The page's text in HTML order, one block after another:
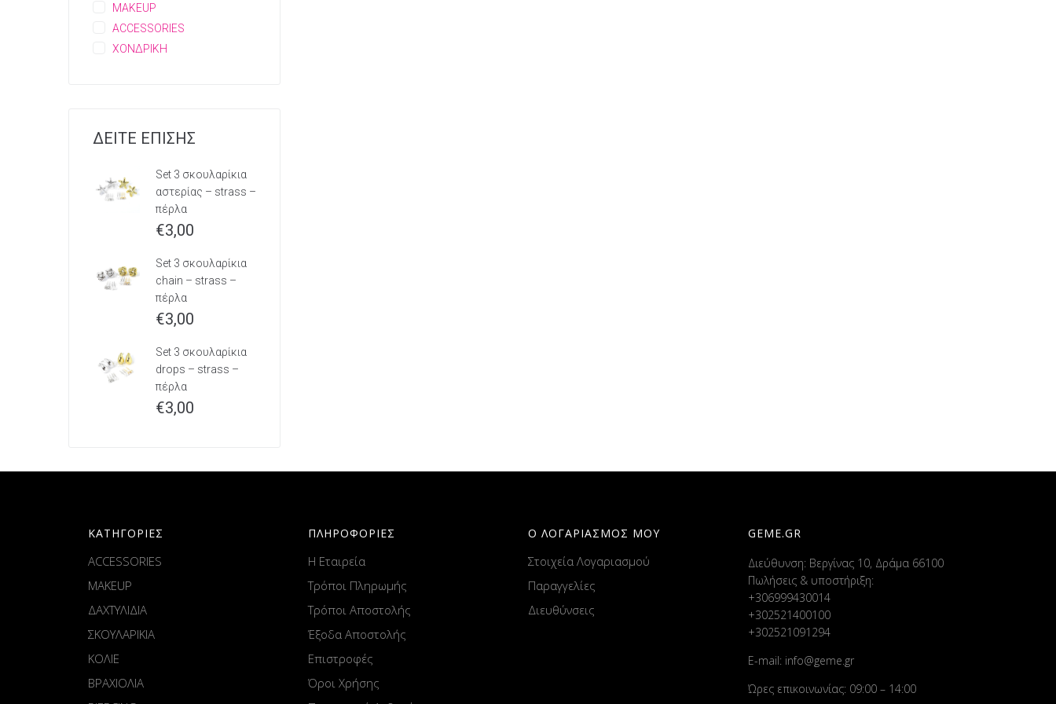
MAKEUP
ACCESSORIES
ΧΟΝΔΡΙΚΗ
ΔΕΙΤΕ ΕΠΙΣΗΣ
Set 3 σκουλαρίκια
αστερίας – strass –
πέρλα
€3,00
Set 3 σκουλαρίκια
chain – strass –
πέρλα
€3,00
Set 3 σκουλαρίκια
drops – strass –
πέρλα
€3,00
ΚΑΤΗΓΟΡΙΕΣ
ACCESSORIES
MAKEUP
ΔΑΧΤΥΛΙΔΙΑ
ΣΚΟΥΛΑΡΙΚΙΑ
ΚΟΛΙΕ
ΒΡΑΧΙΟΛΙΑ
ΠΛΗΡΟΦΟΡΙΕΣ
Η Εταιρεία
Τρόποι Πληρωμής
Τρόποι Αποστολής
Έξοδα Αποστολής
Επιστροφές
Όροι Χρήσης
Ο ΛΟΓΑΡΙΑΣΜΟΣ ΜΟΥ
Στοιχεία Λογαριασμού
Παραγγελίες
Διευθύνσεις
GEME.GR
Διεύθυνση: Βεργίνας 10, Δράμα 66100
Πωλήσεις & υποστήριξη:
+306999430014
+302521400100
+302521091294
E-mail: info@geme.gr
Ώρες επικοινωνίας: 09:00 – 14:00